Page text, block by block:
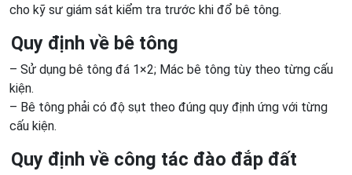
cho kỹ sư giám sát kiểm tra trước khi đổ bê tông.
Quy định về bê tông
– Sử dụng bê tông đá 1×2; Mác bê tông tùy theo từng cấu
kiện.
– Bê tông phải có độ sụt theo đúng quy định ứng với từng
cấu kiện.
Quy định về công tác đào đắp đất